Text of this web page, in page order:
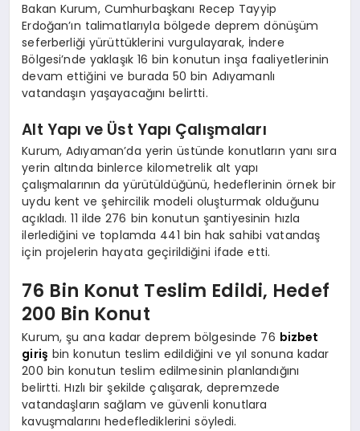
Bakan Kurum, Cumhurbaşkanı Recep Tayyip
Erdoğan’ın talimatlarıyla bölgede deprem dönüşüm
seferberliği yürüttüklerini vurgulayarak, İndere
Bölgesi’nde yaklaşık 16 bin konutun inşa faaliyetlerinin
devam ettiğini ve burada 50 bin Adıyamanlı
vatandaşın yaşayacağını belirtti.
Alt Yapı ve Üst Yapı Çalışmaları
Kurum, Adıyaman’da yerin üstünde konutların yanı sıra
yerin altında binlerce kilometrelik alt yapı
çalışmalarının da yürütüldüğünü, hedeflerinin örnek bir
uydu kent ve şehircilik modeli oluşturmak olduğunu
açıkladı. 11 ilde 276 bin konutun şantiyesinin hızla
ilerlediğini ve toplamda 441 bin hak sahibi vatandaş
için projelerin hayata geçirildiğini ifade etti.
76 Bin Konut Teslim Edildi, Hedef
200 Bin Konut
Kurum, şu ana kadar deprem bölgesinde 76 bizbet
giriş bin konutun teslim edildiğini ve yıl sonuna kadar
200 bin konutun teslim edilmesinin planlandığını
belirtti. Hızlı bir şekilde çalışarak, depremzede
vatandaşların sağlam ve güvenli konutlara
kavuşmalarını hedeflediklerini söyledi.